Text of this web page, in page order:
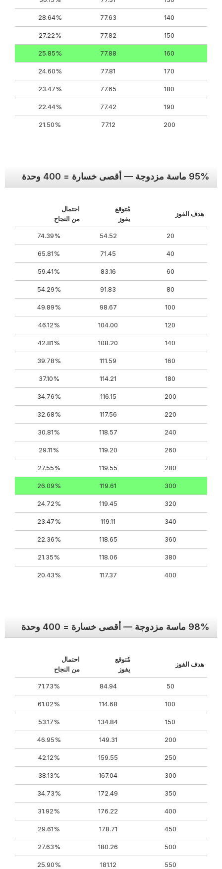
140
77.63
28.64%
150
77.82
27.22%
160
77.88
25.85%
170
77.81
24.60%
180
77.65
23.47%
190
77.42
22.44%
200
77.12
21.50%
95% ماسة مزدوجة — أقصى خسارة = 400 وحدة
هدف الفوز
مُتوقع
يفوز
احتمال
من النجاح
20
54.52
74.39%
40
71.45
65.81%
60
83.16
59.41%
80
91.83
54.29%
100
98.67
49.89%
120
104.00
46.12%
140
108.20
42.81%
160
111.59
39.78%
180
114.21
37.10%
200
116.15
34.76%
220
117.56
32.68%
240
118.57
30.81%
260
119.20
29.11%
280
119.55
27.55%
300
119.61
26.09%
320
119.45
24.72%
340
119.11
23.47%
360
118.65
22.36%
380
118.06
21.35%
400
117.37
20.43%
98% ماسة مزدوجة — أقصى خسارة = 400 وحدة
هدف الفوز
مُتوقع
يفوز
احتمال
من النجاح
50
84.94
71.73%
100
114.68
61.02%
150
134.84
53.17%
200
149.31
46.95%
250
159.55
42.12%
300
167.04
38.13%
350
172.49
34.73%
400
176.22
31.92%
450
178.71
29.61%
500
180.26
27.63%
550
181.12
25.90%